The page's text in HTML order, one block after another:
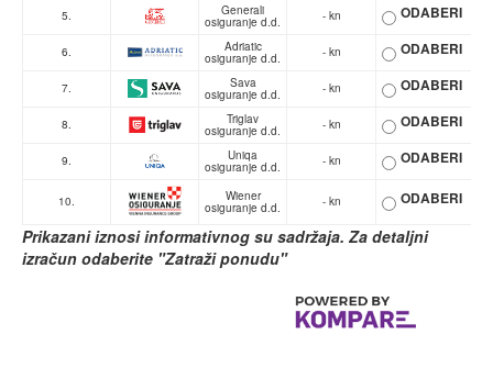
5. Generali
osiguranje d.d. - kn ODABERI
6. Adriatic
osiguranje d.d. - kn ODABERI
7. Sava
osiguranje d.d. - kn ODABERI
8. Triglav
osiguranje d.d. - kn ODABERI
9. Uniqa
osiguranje d.d. - kn ODABERI
10. Wiener
osiguranje d.d. - kn ODABERI
Prikazani iznosi informativnog su sadržaja. Za detaljni
izračun odaberite "Zatraži ponudu"